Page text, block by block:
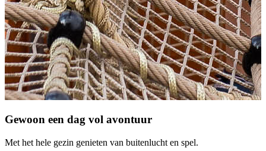
Gewoon een dag vol avontuur
Met het hele gezin genieten van buitenlucht en spel.